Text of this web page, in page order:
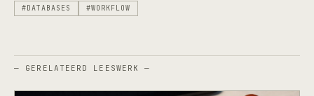
#DATABASES
#WORKFLOW
— GERELATEERD LEESWERK —